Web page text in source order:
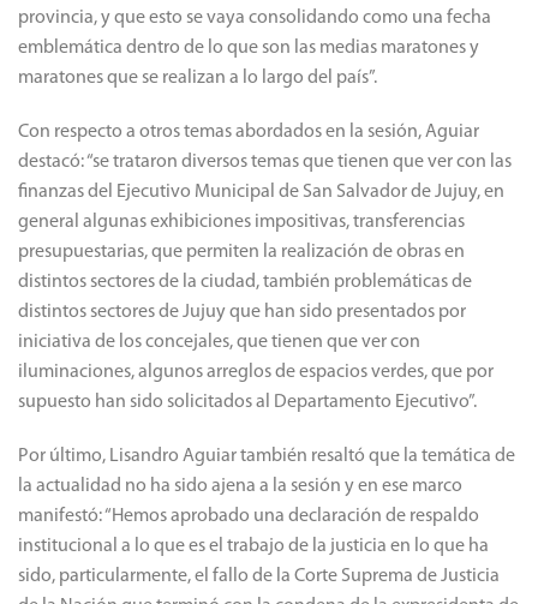
provincia, y que esto se vaya consolidando como una fecha
emblemática dentro de lo que son las medias maratones y
maratones que se realizan a lo largo del país”.
Con respecto a otros temas abordados en la sesión, Aguiar
destacó: “se trataron diversos temas que tienen que ver con las
finanzas del Ejecutivo Municipal de San Salvador de Jujuy, en
general algunas exhibiciones impositivas, transferencias
presupuestarias, que permiten la realización de obras en
distintos sectores de la ciudad, también problemáticas de
distintos sectores de Jujuy que han sido presentados por
iniciativa de los concejales, que tienen que ver con
iluminaciones, algunos arreglos de espacios verdes, que por
supuesto han sido solicitados al Departamento Ejecutivo”.
Por último, Lisandro Aguiar también resaltó que la temática de
la actualidad no ha sido ajena a la sesión y en ese marco
manifestó: “Hemos aprobado una declaración de respaldo
institucional a lo que es el trabajo de la justicia en lo que ha
sido, particularmente, el fallo de la Corte Suprema de Justicia